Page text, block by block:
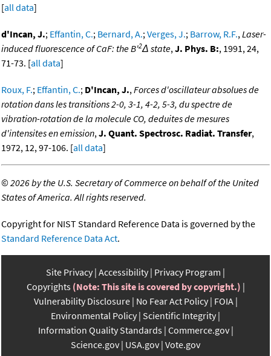
[all data]
d'Incan, J.; Effantin, C.; Bernard, A.;Verges, J.; Barrow, R.F.,Laser-
induced fluorescence of CaF: the B'2Δ state,J. Phys. B:, 1991, 24,
71-73. [all data]
Roux, F.; Effantin, C.; D'Incan, J.,Forces d'oscillateur absolues de
rotation dans les transitions 2-0, 3-1, 4-2, 5-3, du spectre de
vibration-rotation de la molecule CO, deduites de mesures
d'intensites en emission,J. Quant. Spectrosc. Radiat. Transfer,
1972, 12, 97-106. [all data]
©2026 by the U.S. Secretary of Commerce on behalf of the United
States of America. All rights reserved.
Copyright for NIST Standard Reference Data is governed by the
Standard Reference Data Act.
Site Privacy Accessibility Privacy Program
Copyrights (Note: This site is covered by copyright.)
Vulnerability Disclosure No Fear Act Policy FOIA
Environmental Policy Scientific Integrity
Information Quality Standards Commerce.gov
Science.gov USA.gov Vote.gov